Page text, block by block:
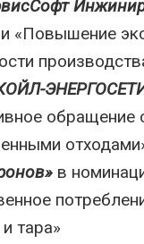
«Повышение
обращение
в
тара»